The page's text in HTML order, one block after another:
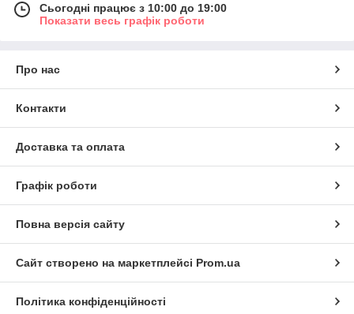
Сьогодні працює з 10:00 до 19:00
Показати весь графік роботи
Про нас
Контакти
Доставка та оплата
Графік роботи
Повна версія сайту
Сайт створено на маркетплейсі Prom.ua
Політика конфіденційності